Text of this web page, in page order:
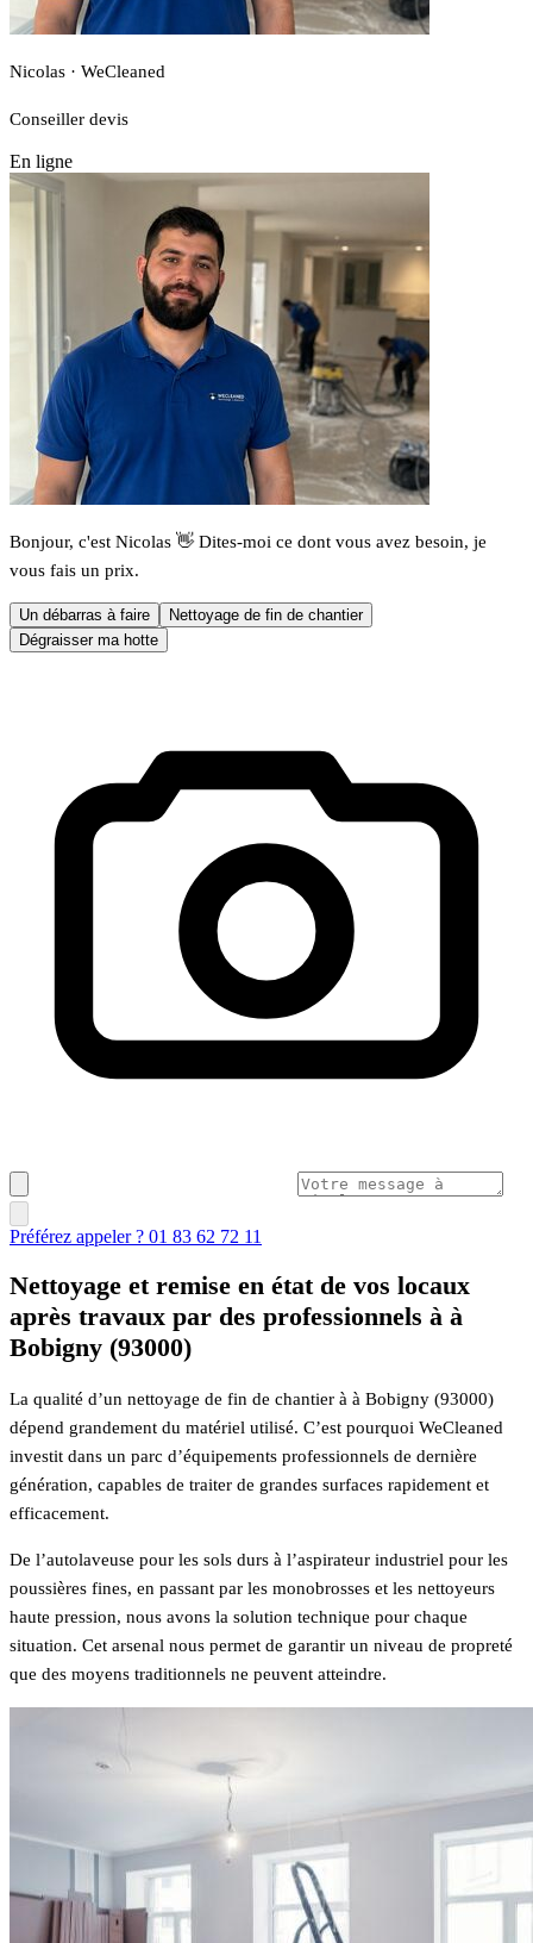
Nicolas · WeCleaned
Conseiller devis
En ligne
Bonjour, c'est Nicolas 👋 Dites-moi ce dont vous avez besoin, je
vous fais un prix.
Un débarras à faire
Nettoyage de fin de chantier
Dégraisser ma hotte
Préférez appeler ? 01 83 62 72 11
Nettoyage et remise en état de vos locaux
après travaux par des professionnels à à
Bobigny (93000)
La qualité d’un nettoyage de fin de chantier à à Bobigny (93000)
dépend grandement du matériel utilisé. C’est pourquoi WeCleaned
investit dans un parc d’équipements professionnels de dernière
génération, capables de traiter de grandes surfaces rapidement et
efficacement.
De l’autolaveuse pour les sols durs à l’aspirateur industriel pour les
poussières fines, en passant par les monobrosses et les nettoyeurs
haute pression, nous avons la solution technique pour chaque
situation. Cet arsenal nous permet de garantir un niveau de propreté
que des moyens traditionnels ne peuvent atteindre.